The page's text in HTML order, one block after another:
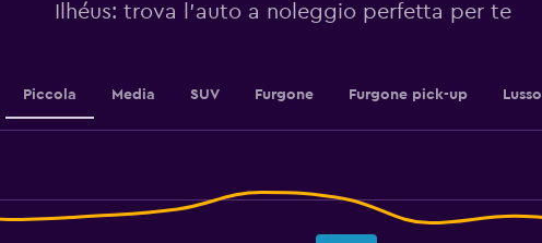
Ilhéus: trova l'auto a noleggio perfetta per te
Piccola Media SUV Furgone Furgone pick-up Lusso